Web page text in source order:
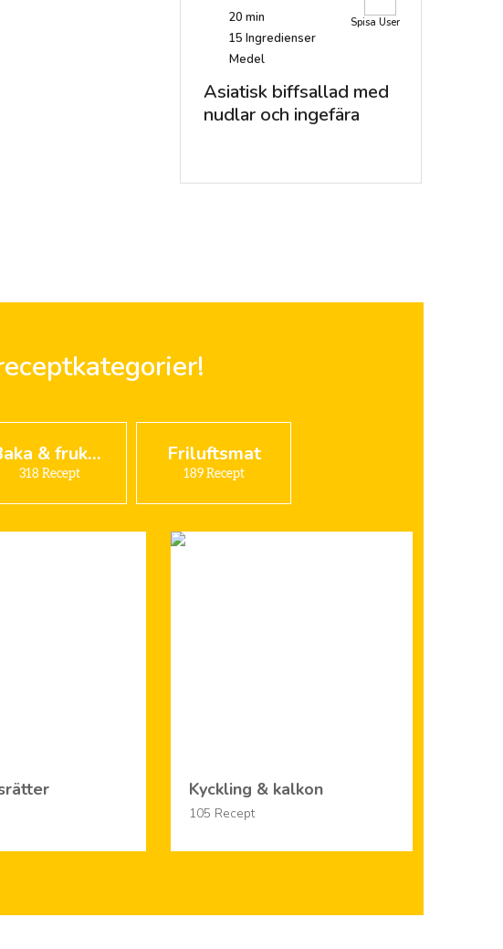
20 min
15 Ingredienser
Medel
Asiatisk biffsallad med
nudlar och ingefära
Spisa User
Baka & frukost
318 Recept
Friluftsmat
189Recept
Kyckling & kalkon
105 Recept